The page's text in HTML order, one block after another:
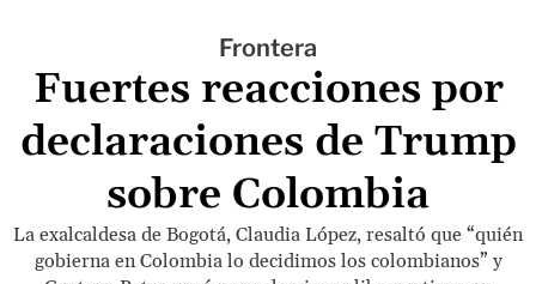
Frontera
Fuertes reacciones por
declaraciones de Trump
sobre Colombia
La exalcaldesa de Bogotá, Claudia López, resaltó que “quién
gobierna en Colombia lo decidimos los colombianos” y